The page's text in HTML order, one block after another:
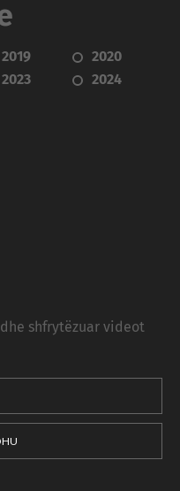
2019
2020
2023
2024
shfrytëzuar videot